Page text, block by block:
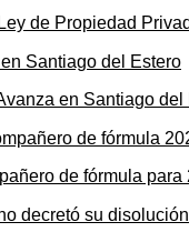
de Propiedad
en Santiago del
de fórmula para